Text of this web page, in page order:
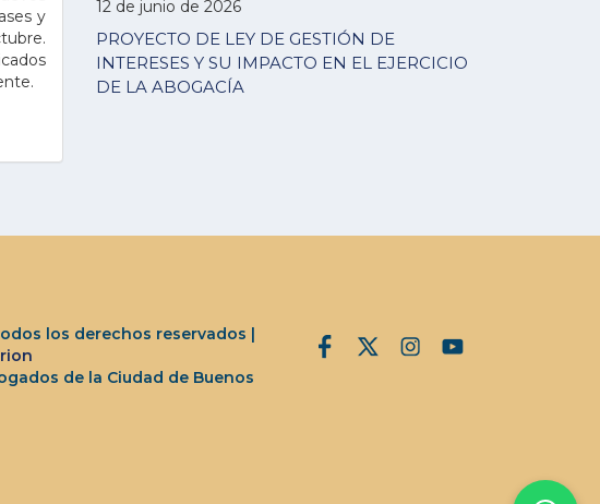
y
12 de junio de 2026
PROYECTO DE LEY DE GESTIÓN DE
INTERESES Y SU IMPACTO EN EL EJERCICIO
DE LA ABOGACÍA
los derechos reservados |
de la Ciudad de Buenos